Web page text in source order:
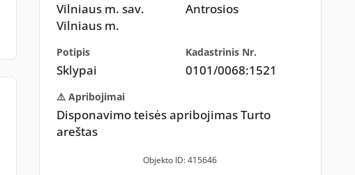
Vilniaus m. sav.
Vilniaus m.
Antrosios
Potipis
Sklypai
Kadastrinis Nr.
0101/0068:1521
⚠️ Apribojimai
Disponavimo teisės apribojimas Turto
areštas
Objekto ID: 415646